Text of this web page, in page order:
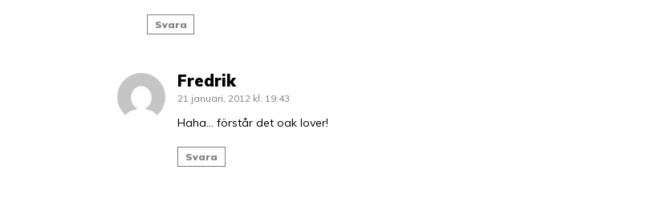
Svara
Fredrik
21 januari, 2012 kl. 19:43
Haha… förstår det oak lover!
Svara